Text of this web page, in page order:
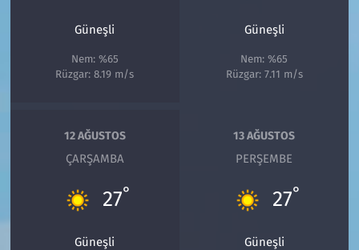
Güneşli
Nem: %65
Rüzgar: 8.19 m/s
Güneşli
Nem: %65
Rüzgar: 7.11 m/s
12 AĞUSTOS
ÇARŞAMBA
27°
Güneşli
13 AĞUSTOS
PERŞEMBE
27°
Güneşli